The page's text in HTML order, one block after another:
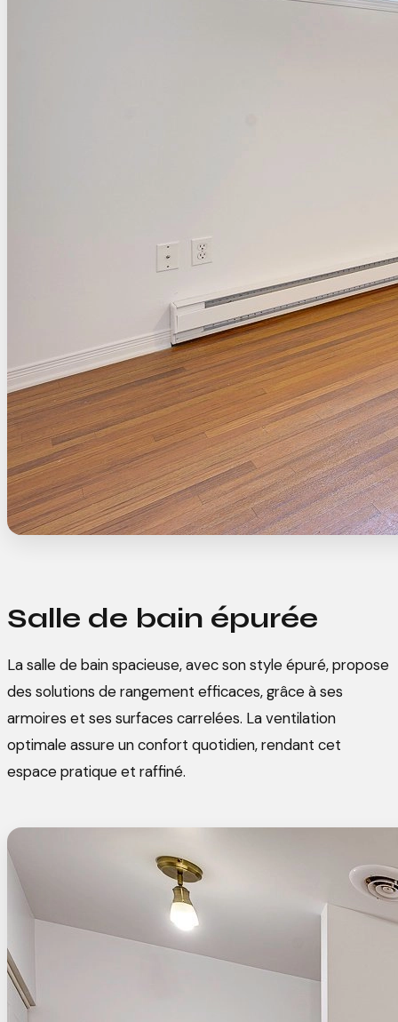
Salle de bain épurée
La salle de bain spacieuse, avec son style épuré, propose
des solutions de rangement efficaces, grâce à ses
armoires et ses surfaces carrelées. La ventilation
optimale assure un confort quotidien, rendant cet
espace pratique et raffiné.